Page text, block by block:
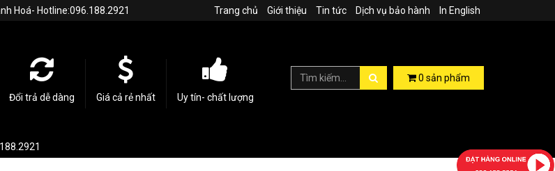
Trang chủ Giới thiệu Tin tức Dịch vụ bảo hành In English
Hoá- Hotline:096.188.2921
Đổi trả dễ dàng Giá cả rẻ nhất Uy tín- chất lượng
0 sản phẩm